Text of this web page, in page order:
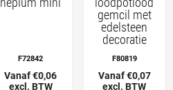
F72842
Vanaf €0,06
excl. BTW
gemcil met
edelsteen
decoratie
F80819
Vanaf €0,07
excl. BTW